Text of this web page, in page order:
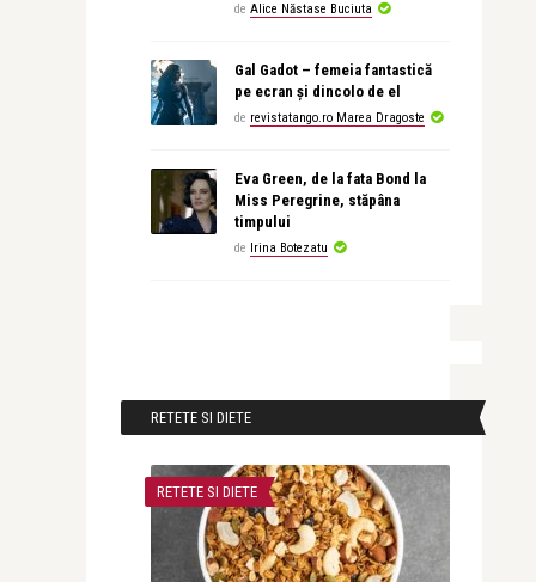
de Alice Năstase Buciuta
Gal Gadot – femeia fantastică
pe ecran și dincolo de el
de revistatango.ro Marea Dragoste
Eva Green, de la fata Bond la
Miss Peregrine, stăpâna
timpului
de Irina Botezatu
RETETE SI DIETE
RETETE SI DIETE